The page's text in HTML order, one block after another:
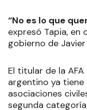
“No es lo que
expresó Tapia,
gobierno de Javier
El titular de la
argentino ya
asociaciones
segunda